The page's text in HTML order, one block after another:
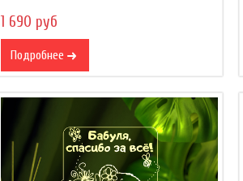
1 690 руб
Подробнее